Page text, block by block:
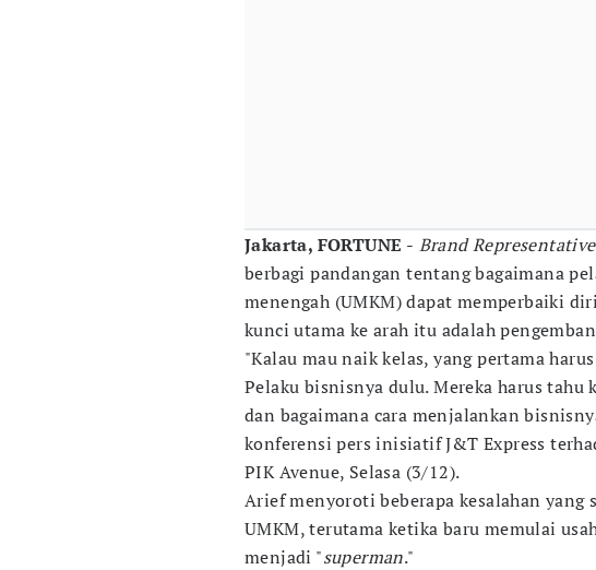
Jakarta, FORTUNE - Brand Representative
berbagi pandangan tentang bagaimana
menengah (UMKM) dapat memperbaiki
kunci utama ke arah itu adalah
"Kalau mau naik kelas, yang pertama
Pelaku bisnisnya dulu. Mereka harus tahu
dan bagaimana cara menjalankan
konferensi pers inisiatif J&T Express
PIK Avenue, Selasa (3/12).
Arief menyoroti beberapa kesalahan yang
UMKM, terutama ketika baru memulai
menjadi "superman."